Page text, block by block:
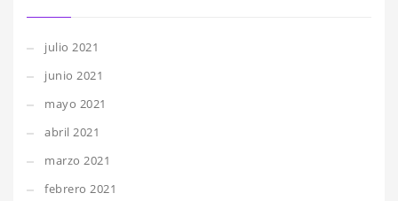
julio 2021
junio 2021
mayo 2021
abril 2021
marzo 2021
febrero 2021